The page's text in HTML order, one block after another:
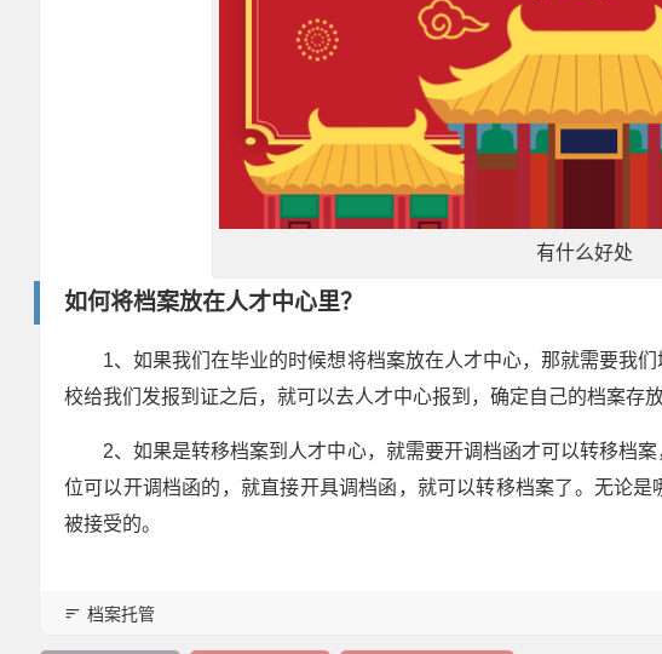
有什么好处
如何将档案放在人才中心里？
1、如果我们在毕业的时候想将档案放在人才中心，那就需要我
校给我们发报到证之后，就可以去人才中心报到，确定自己的档案存放
2、如果是转移档案到人才中心，就需要开调档函才可以转移档
位可以开调档函的，就直接开具调档函，就可以转移档案了。无论
被接受的。
档案托管